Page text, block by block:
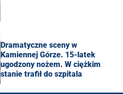
Dramatyczne sceny w
Kamiennej Górze. 15-latek
ugodzony nożem. W ciężkim
stanie trafił do szpitala